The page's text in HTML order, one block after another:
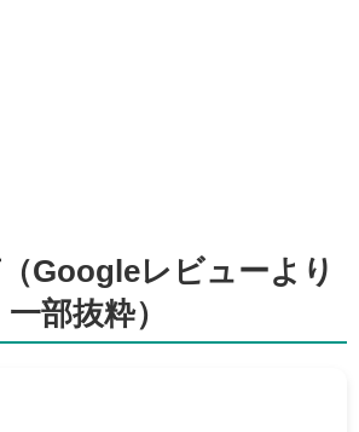
のSwitchのバッテリー交換をさせて頂きまし
た！
のiPhone13のガラス交換をさせて頂きました！
Googleレビューより
一部抜粋）